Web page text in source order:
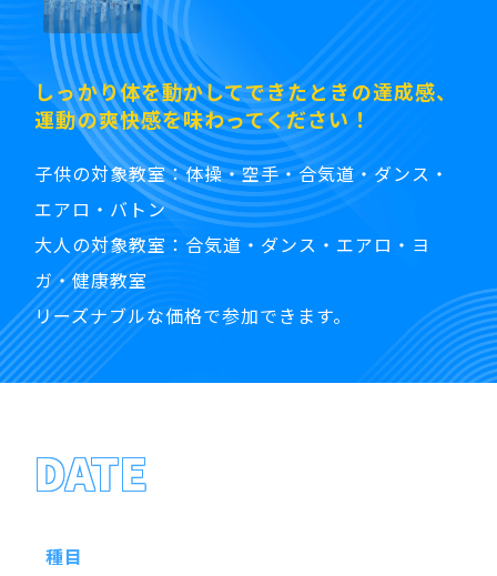
しっかり体を動かしてできたときの達成感、
運動の爽快感を味わってください！
子供の対象教室：体操・空手・合気道・ダンス・
エアロ・バトン
大人の対象教室：合気道・ダンス・エアロ・ヨ
ガ・健康教室
リーズナブルな価格で参加できます。
DATE
種目